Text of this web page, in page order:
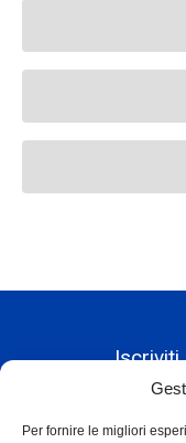
Per fornire le migliori
Iscriviti